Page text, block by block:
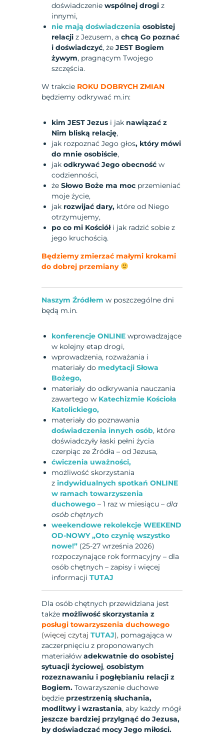
doświadczeniewspólnej drogi z
innymi,
nie mają doświadczenia osobistej
relacji z Jezusem, achcą Go poznać
i doświadczyć, żeJEST Bogiem
żywym, pragnącym Twojego
szczęścia.
W trakcie ROKU DOBRYCH ZMIAN
będziemy odkrywać m.in:
kim JEST Jezus i jak nawiązać z
Nim bliską relację,
jak rozpoznać Jego głos, który mówi
do mnie osobiście,
jakodkrywać Jego obecność w
codzienności,
żeSłowo Boże ma moc przemieniać
moje życie,
jak rozwijać dary, które od Niego
otrzymujemy,
po co mi Kościółi jak radzić sobie z
jego kruchością.
Będziemy zmierzać małymi krokami
do dobrej przemiany
Naszym Źródłem w poszczególne dni
będą m.in.
konferencje ONLINE wprowadzające
w kolejny etap drogi,
wprowadzenia, rozważania i
materiały do medytacji Słowa
Bożego,
materiały do odkrywania nauczania
zawartego w Katechizmie Kościoła
Katolickiego,
materiały do poznawania
doświadczenia innych osób, które
doświadczyły łaski pełni życia
czerpiąc ze Źródła – od Jezusa,
ćwiczenia uważności,
możliwość skorzystania
zindywidualnych spotkań ONLINE
w ramach towarzyszenia
duchowego – 1 raz w miesiącu –dla
osób chętnych
weekendowe rekolekcje WEEKEND
OD-NOWY „Oto czynię wszystko
nowe!” (25-27 września 2026)
rozpoczynające rok formacyjny – dla
osób chętnych – zapisy i więcej
informacjiTUTAJ
Dla osób chętnych przewidziana jest
także możliwość skorzystania z
posługi towarzyszenia duchowego
(więcej czytajTUTAJ), pomagająca w
zaczerpnięciu z proponowanych
materiałówadekwatnie do osobistej
sytuacji życiowej,osobistym
rozeznawaniu i pogłębianiu relacji z
Bogiem. Towarzyszenie duchowe
będzie przestrzenią słuchania,
modlitwy i wzrastania, aby każdy mógł
jeszcze bardziej przylgnąć do Jezusa,
by doświadczać mocy Jego miłości.